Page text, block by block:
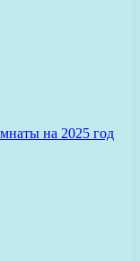
на 2025 год